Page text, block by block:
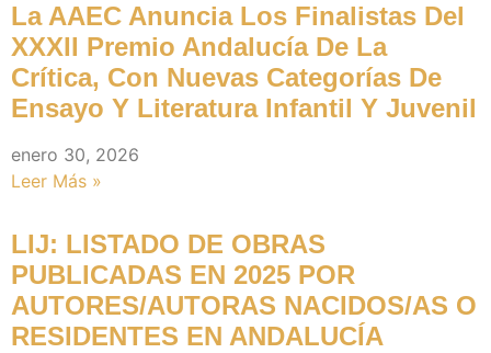
La AAEC Anuncia Los Finalistas Del
XXXII Premio Andalucía De La
Crítica, Con Nuevas Categorías De
Ensayo Y Literatura Infantil Y Juvenil
enero 30, 2026
Leer Más »
LIJ: LISTADO DE OBRAS
PUBLICADAS EN 2025 POR
AUTORES/AUTORAS NACIDOS/AS O
RESIDENTES EN ANDALUCÍA